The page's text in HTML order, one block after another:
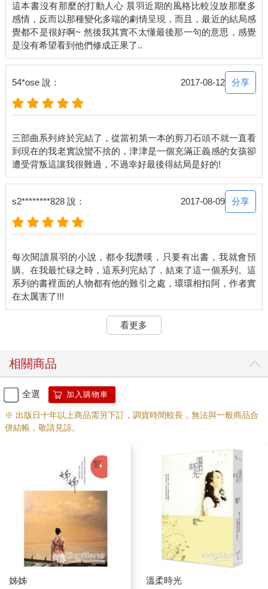
「太好了，有津津妳在，我就放心了，謝謝妳。」她再三向我道
謝。
很快就到了下午的自習課，見老師不在，不少同學都離開座位跑
去找人聊天。只要交談的音量不要太大，個性溫和的班長和風紀
股長都傾向對此睜一隻眼閉一隻眼。
我往姚淇的座位看去，她人已經不在教室，而她過去那三個小跟
班正聚在一塊嘻嘻哈哈地閒聊。我便朝座位後方的蔡欣頤使了個
抵達音樂教室時，透過敞開的窗戶，我瞥見姚淇獨自站在裡面。
我和蔡欣頤才一前一後步入音樂教室，身後的門就倏地被關起，
兩個藏匿在門後的別班男生跳了出來，截斷了我們的退路。
姚淇笑容滿面，「陳津津，謝謝妳幫我把菜瓜布帶過來，辛苦妳
嘍。」
察覺到不對勁的蔡欣頤，驚愕地朝我看來，眼中寫滿不可置信。
就在這時，剛剛明明在教室裡聊天的那三個小跟班，竟跟著推門
走進音樂教室，她們應該是在我和蔡欣頤離開教室之後，尾隨我
「沒想幹麼呀，上午我不是跟妳說過，我希望有機會可以和蔡欣
頤一塊玩嗎？」姚淇比了個手勢，三個小跟班旋即將教室裡的窗
簾全部放下來，並鎖上前後門。
「妳騙人的吧？」我咬牙。
「我是說真的啦。」她眨眨眼，接著又對兩個男生比了個手勢。
那兩個男生立刻走到我旁邊，分別架住我一邊肩膀，讓我無法動
蔡欣頤則被姚淇的三個跟班逼到牆角，嚇得臉上血色盡失。
姚淇施施然走到蔡欣頤面前，笑吟吟地打量了她一陣。
「菜瓜布，我們來玩個遊戲吧？」姚淇笑容可掬，彷彿她和蔡欣
頤是什麼親密的朋友。「我一直很想和妳玩這個遊戲呢。」
這本書沒有那麼的打動人心 晨羽近期的風格比較沒放那麼多
感情，反而以那種變化多端的劇情呈現，而且，最近的結局感
覺都不是很好啊~ 然後我其實不太懂最後那一句的意思，感覺
54*ose 說： 2017-08-12 分享
三部曲系列終於完結了，從當初第一本的剪刀石頭不就一直看
到現在的我老實說蠻不捨的，津津是一個充滿正義感的女孩卻
s2********828 說： 2017-08-09 分享
每次閱讀晨羽的小說，都令我讚嘆，只要有出書，我就會預
購。在我最忙碌之時，這系列完結了，結束了這一個系列。這
系列的書裡面的人物都有他的難引之處，環環相扣阿，作者實
看更多
相關商品
全選 加入購物車
※ 出版日十年以上商品需另下訂，調貨時間較長，無法與一般商品合
併結帳，敬請見諒。
姊姊 溫柔時光